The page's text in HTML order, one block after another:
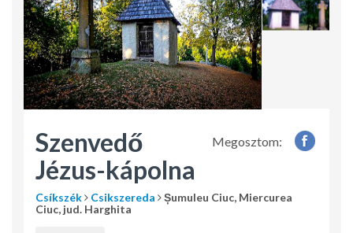
Megosztom:
Szenvedő
Jézus-kápolna
Csíkszék Csikszereda
Șumuleu Ciuc, Miercurea
Ciuc, jud. Harghita